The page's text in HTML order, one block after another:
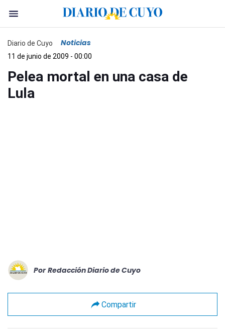
Diario de Cuyo Noticias
11 de junio de 2009 - 00:00
Pelea mortal en una casa de
Lula
Por Redacción Diario de Cuyo
Compartir